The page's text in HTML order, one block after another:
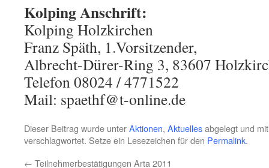
Kolping Anschrift:
Kolping Holzkirchen
Franz Späth, 1.Vorsitzender,
Albrecht-Dürer-Ring 3, 83607
Telefon 08024 / 4771522
Mail: spaethf@t-online.de
Dieser Beitrag wurde unterAktionen, Aktuellesabgelegt und
verschlagwortet. Setze ein Lesezeichen für den Permalink.
← Teilnehmerbestätigungen Arta 2011